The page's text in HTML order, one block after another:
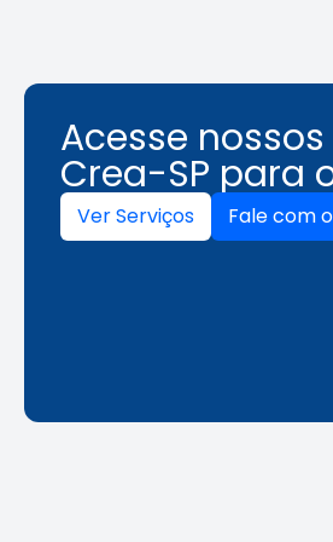
Acesse
Crea-SP para
Ver Serviços Fale com